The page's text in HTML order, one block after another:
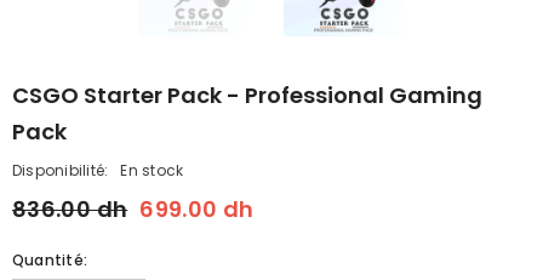
CSGO Starter Pack - Professional Gaming
Pack
Disponibilité: En stock
836.00 dh 699.00 dh
Quantité: